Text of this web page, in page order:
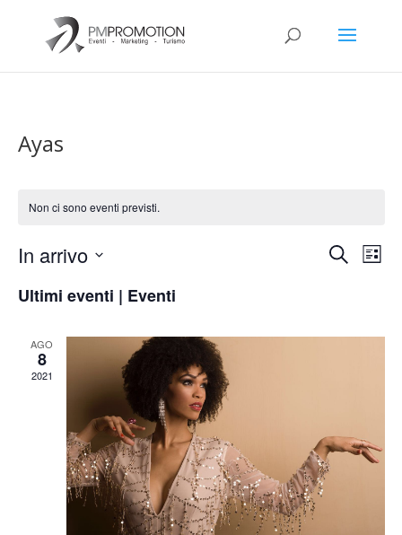
Ayas
Non ci sono eventi previsti.
Eventi
Cerca Lista
In arrivo
la
Ultimi eventi | Eventi
AGO
8
2021